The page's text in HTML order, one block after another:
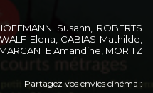
Susann, ROBERTS
Elena, CABIAS Mathilde,
Amandine, MORITZ
Partagez vos envies cinéma :